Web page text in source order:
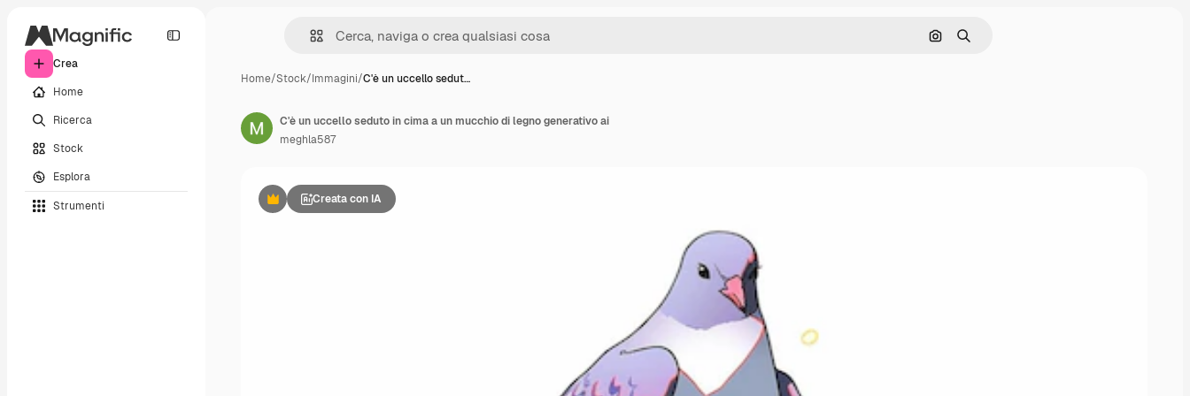
Crea
Home
Ricerca
Stock
Esplora
Strumenti
Cerca per immagine
Ricerca
Home/Stock/Immagini/C'è un uccello sedut…
PremiumCreata con IA
C'è un uccello seduto in cima a un mucchio di legno generativo ai
meghla587